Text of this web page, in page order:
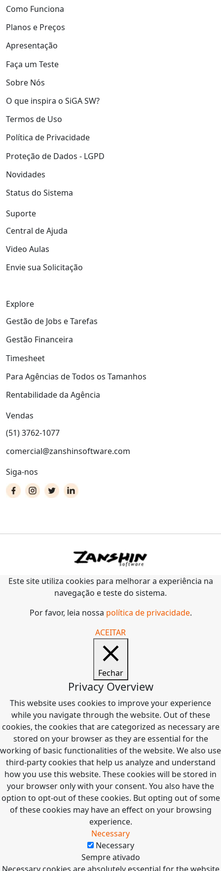
Como Funciona
Planos e Preços
Apresentação
Faça um Teste
Sobre Nós
O que inspira o SiGA SW?
Termos de Uso
Política de Privacidade
Proteção de Dados - LGPD
Novidades
Status do Sistema
Suporte
Central de Ajuda
Video Aulas
Envie sua Solicitação
Explore
Gestão de Jobs e Tarefas
Gestão Financeira
Timesheet
Para Agências de Todos os Tamanhos
Rentabilidade da Agência
Vendas
(51) 3762-1077
comercial@zanshinsoftware.com
Siga-nos
Este site utiliza cookies para melhorar a experiência na
navegação e teste do sistema.
Por favor, leia nossa política de privacidade.
ACEITAR
Fechar
Privacy Overview
This website uses cookies to improve your experience
while you navigate through the website. Out of these
cookies, the cookies that are categorized as necessary are
stored on your browser as they are essential for the
working of basic functionalities of the website. We also use
third-party cookies that help us analyze and understand
how you use this website. These cookies will be stored in
your browser only with your consent. You also have the
option to opt-out of these cookies. But opting out of some
of these cookies may have an effect on your browsing
experience.
Necessary
Necessary
Sempre ativado